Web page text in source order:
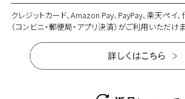
クレジットカード、Amazon Pay、PayPay、楽天ペイ
（コンビニ・郵便局・アプリ決済）がご利用いただけま